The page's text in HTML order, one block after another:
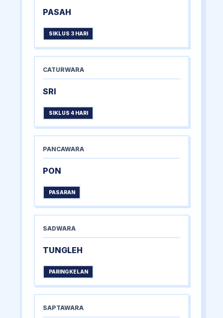
PASAH
SIKLUS 3 HARI
CATURWARA
SRI
SIKLUS 4 HARI
PANCAWARA
PON
PASARAN
SADWARA
TUNGLEH
PARINGKELAN
SAPTAWARA